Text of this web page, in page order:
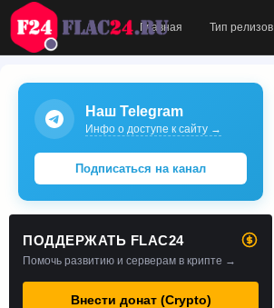
Главная Тип релизов
Наш Telegram
Инфо о доступе к сайту →
Подписаться на канал
ПОДДЕРЖАТЬ FLAC24
Помочь развитию и серверам в крипте →
Внести донат (Crypto)